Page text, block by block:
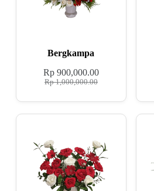
Bergkampa
Rp1,000,000.00
Rp900,000.00